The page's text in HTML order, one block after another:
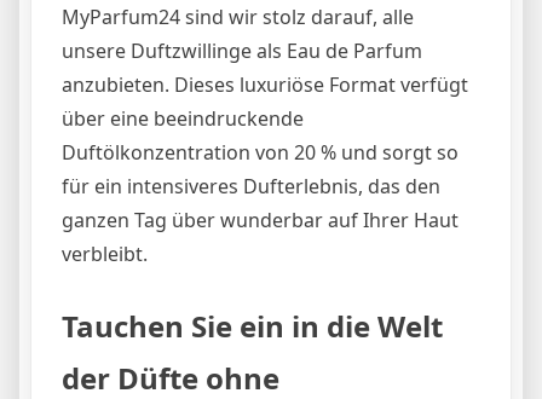
MyParfum24 sind wir stolz darauf, alle
unsere Duftzwillinge als Eau de Parfum
anzubieten. Dieses luxuriöse Format verfügt
über eine beeindruckende
Duftölkonzentration von 20 % und sorgt so
für ein intensiveres Dufterlebnis, das den
ganzen Tag über wunderbar auf Ihrer Haut
verbleibt.
Tauchen Sie ein in die Welt
der Düfte ohne